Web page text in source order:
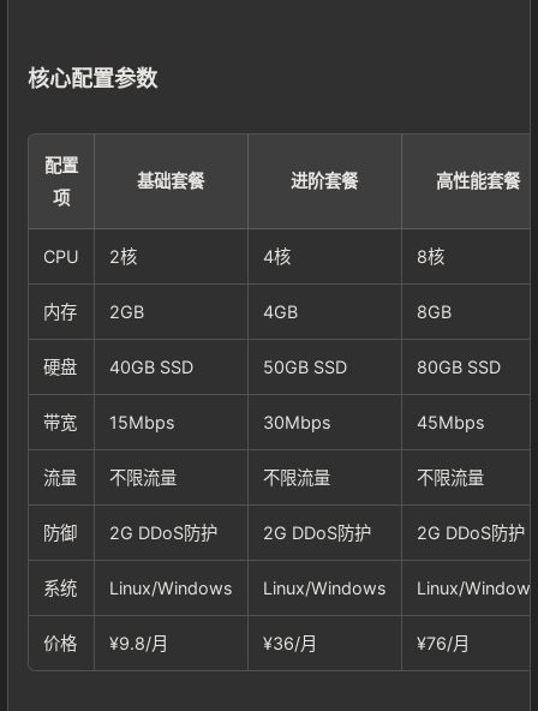
核心配置参数
配置
项
基础套餐 进阶套餐 高性能套餐
CPU 2核 4核 8核
内存 2GB 4GB 8GB
硬盘 40GB SSD 50GB SSD 80GB SSD
带宽 15Mbps 30Mbps 45Mbps
流量 不限流量 不限流量 不限流量
防御 2G DDoS防护 2G DDoS防护 2G DDoS防护
系统 Linux/Windows Linux/Windows Linux/
价格 ¥9.8/月 ¥36/月 ¥76/月